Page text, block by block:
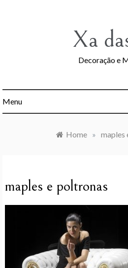
Xa
Decoração e
Menu
Home » maples
maples e poltronas